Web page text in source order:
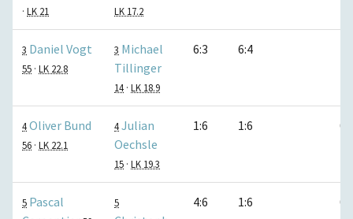
· LK 21
LK 17.2
3 Daniel Vogt
55 · LK 22.8
3 Michael
Tillinger
14 · LK 18.9
6:3 6:4
4Oliver Bund
56 · LK 22.1
4Julian
Oechsle
15 · LK 19.3
1:6 1:6
5 Pascal
5 4:6 1:6